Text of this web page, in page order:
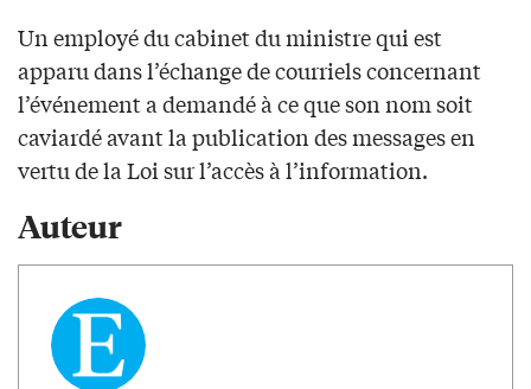
Un employé du cabinet du ministre qui est
apparu dans l’échange de courriels concernant
l’événement a demandé à ce que son nom soit
caviardé avant la publication des messages en
vertu de la Loi sur l’accès à l’information.
Auteur